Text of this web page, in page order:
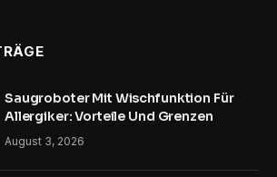
Saugroboter Mit Wischfunktion Für
Allergiker: Vorteile Und Grenzen
August 3, 2026